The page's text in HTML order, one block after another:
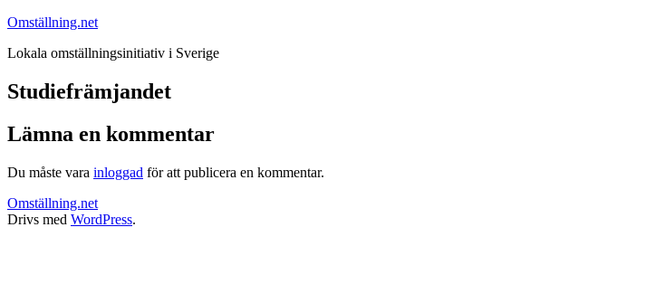
Hoppa
innehåll
Omställning.net
Lokala omställningsinitiativ i Sverige
Studiefrämjandet
Lämna en kommentar
Du måste vara inloggad för att publicera en kommentar.
Omställning.net
Drivs med WordPress.